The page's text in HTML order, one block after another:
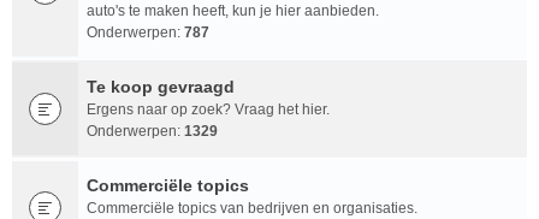
auto's te maken heeft, kun je hier aanbieden.
Onderwerpen: 787
Te koop gevraagd
Ergens naar op zoek? Vraag het hier.
Onderwerpen: 1329
Commerciële topics
Commerciële topics van bedrijven en organisaties.